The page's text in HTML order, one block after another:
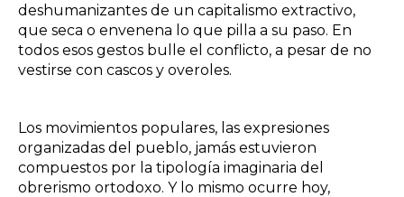
deshumanizantes de un capitalismo extractivo,
que seca o envenena lo que pilla a su paso. En
todos esos gestos bulle el conflicto, a pesar de no
vestirse con cascos y overoles.
Los movimientos populares, las expresiones
organizadas del pueblo, jamás estuvieron
compuestos por la tipología imaginaria del
obrerismo ortodoxo. Y lo mismo ocurre hoy,